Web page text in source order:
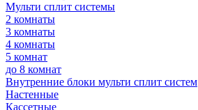
Мульти сплит системы
2 комнаты
3 комнаты
4 комнаты
5 комнат
до 8 комнат
Внутренние блоки мульти сплит систем
Настенные
Кассетные